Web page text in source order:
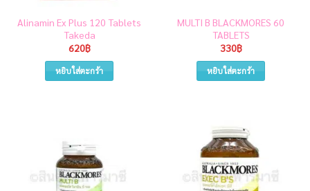
Alinamin Ex Plus 120 Tablets
Takeda
620฿
หยิบใส่ตะกร้า
MULTI B BLACKMORES 60
TABLETS
330฿
หยิบใส่ตะกร้า